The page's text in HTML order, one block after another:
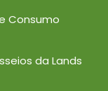
Consumo
da Lands